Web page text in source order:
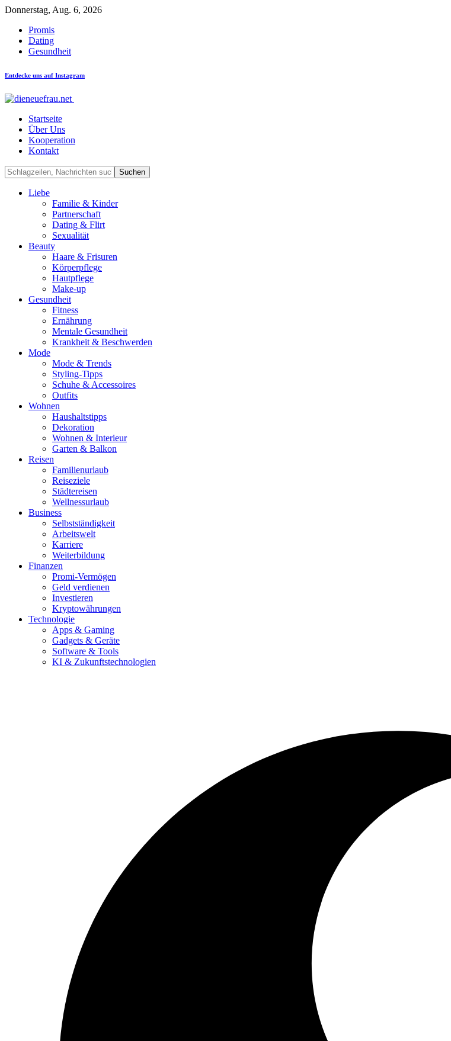
Donnerstag, Aug. 6, 2026
Promis
Dating
Gesundheit
Entdecke uns auf Instagram
Startseite
Über Uns
Kooperation
Kontakt
Liebe
Familie & Kinder
Partnerschaft
Dating & Flirt
Sexualität
Beauty
Haare & Frisuren
Körperpflege
Hautpflege
Make-up
Gesundheit
Fitness
Ernährung
Mentale Gesundheit
Krankheit & Beschwerden
Mode
Mode & Trends
Styling-Tipps
Schuhe & Accessoires
Outfits
Wohnen
Haushaltstipps
Dekoration
Wohnen & Interieur
Garten & Balkon
Reisen
Familienurlaub
Reiseziele
Städtereisen
Wellnessurlaub
Business
Selbstständigkeit
Arbeitswelt
Karriere
Weiterbildung
Finanzen
Promi-Vermögen
Geld verdienen
Investieren
Kryptowährungen
Technologie
Apps & Gaming
Gadgets & Geräte
Software & Tools
KI & Zukunftstechnologien